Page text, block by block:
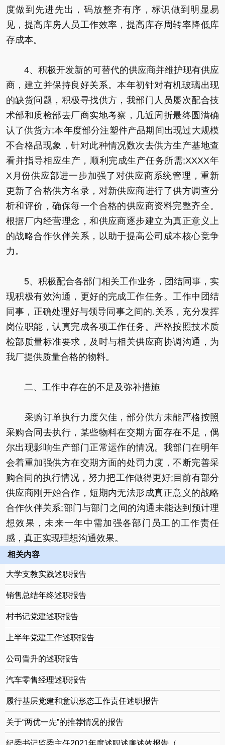
度做到先进先出，码放整齐有序，标识做到明显易
见，提高库房人员工作效率，提高库存周转率降低库
存成本。
4、积极开发新的可替代的供应商并维护现有供应
商，建立并保持良好关系。本年初针对有机玻璃出现
的缺货问题，积极寻找供方，我部门人员屡次配合技
术部和质检部去厂商实地考察，几近周折最终圆满确
认了供货方;本年度部分注塑件产品期间出现过大规模
不合格品现象，针对此种情况数次去供方生产基地查
看并指导相应生产，顺利完成生产任务所需;XXXX年
X月份供应部进一步加强了对供应商系统管理，重新
更新了合格供方名录，对新供应商进行了供方调查分
析和评价，确保每一个合格的供应商资料完整齐全。
根据厂内经营理念，和供应商逐步建立为真正意义上
的战略合作伙伴关系，以助于提高公司成本核心竞争
力。
5、积极配合各部门相关工作业务，团结同事，实
现积极有效沟通，更好的完成工作任务。工作中团结
同事，正确处理好与领导同事之间的.关系，充分发挥
岗位职能，认真完成各项工作任务。严格按照技术质
检部质量标准要求，及时与相关供应商协调沟通，为
我厂提供质量合格的物料。
二、工作中存在的不足及弥补措施
采购订单执行力度欠佳，部分供方未能严格按照
采购合同去执行，某些物料在交期方面存在不足，偶
尔出现影响生产部门正常运作的情况。我部门在明年
会着重加强供方在交期方面的处罚力度，不断完善采
购合同的执行情况，努力把工作做得更好;目前有部分
供应商刚开始合作，短期内无法形成真正意义的战略
合作伙伴关系;部门与部门之间的沟通未能达到预计理
想效果，未来一年中需加强各部门员工的工作责任
感，真正实现理想沟通效果。
相关内容
大学支教实践述职报告
销售总结年终述职报告
村书记党建述职报告
上半年党建工作述职报告
公司晋升的述职报告
汽车零售经理述职报告
履行基层党建和意识形态工作责任述职报告
关于“两优一先”的推荐情况的报告
纪委书记监委主任2021年度述职述廉述效报告（